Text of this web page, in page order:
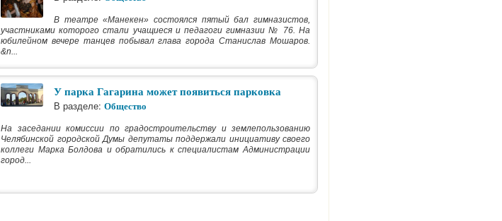
В театре «Манекен» состоялся пятый бал гимназистов,
участниками которого стали учащиеся и педагоги гимназии № 76. На
юбилейном вечере танцев побывал глава города Станислав Мошаров.
&n...
У парка Гагарина может появиться парковка
В разделе: Общество
На заседании комиссии по градостроительству и землепользованию
Челябинской городской Думы депутаты поддержали инициативу своего
коллеги Марка Болдова и обратились к специалистам Администрации
город...